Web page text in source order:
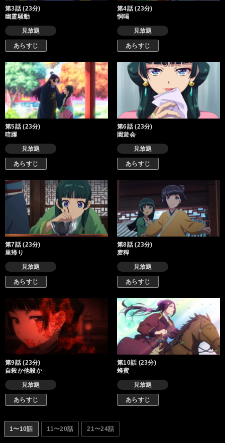
第3話 (23分)
幽霊騒動
見放題
あらすじ
第4話 (23分)
恫喝
見放題
あらすじ
第5話 (23分)
暗躍
見放題
あらすじ
第6話 (23分)
園遊会
見放題
あらすじ
第7話 (23分)
里帰り
見放題
あらすじ
第8話 (23分)
麦稈
見放題
あらすじ
第9話 (23分)
自殺か他殺か
見放題
あらすじ
第10話 (23分)
蜂蜜
見放題
あらすじ
1〜10話 11〜20話 21〜24話